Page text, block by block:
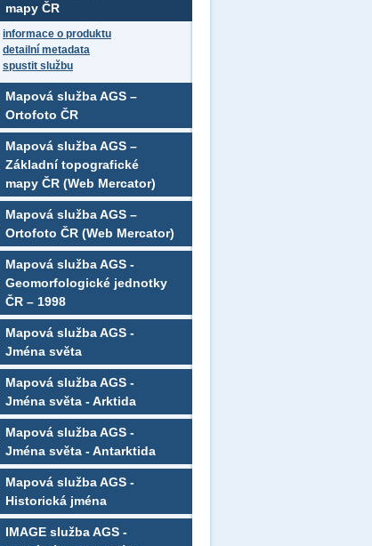
mapy ČR
informace o produktu
detailní metadata
spustit službu
Mapová služba AGS –
Ortofoto ČR
Mapová služba AGS –
Základní topografické
mapy ČR (Web Mercator)
Mapová služba AGS –
Ortofoto ČR (Web Mercator)
Mapová služba AGS -
Geomorfologické jednotky
ČR – 1998
Mapová služba AGS -
Jména světa
Mapová služba AGS -
Jména světa - Arktida
Mapová služba AGS -
Jména světa - Antarktida
Mapová služba AGS -
Historická jména
IMAGE služba AGS -